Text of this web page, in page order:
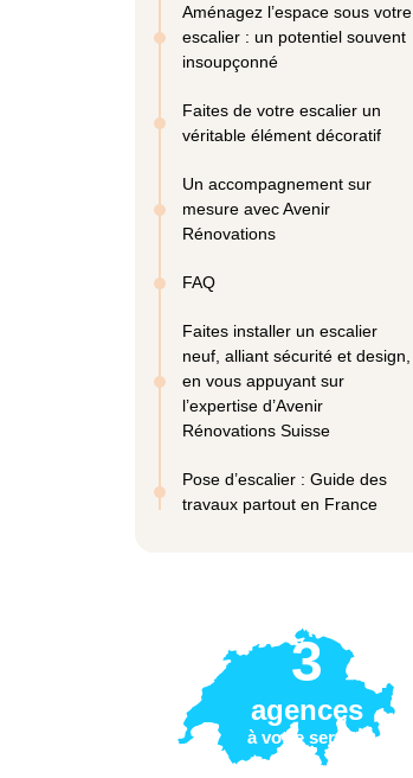
Aménagez l’espace sous votre
escalier : un potentiel souvent
insoupçonné
Faites de votre escalier un
véritable élément décoratif
Un accompagnement sur
mesure avec Avenir
Rénovations
FAQ
Faites installer un escalier
neuf, alliant sécurité et design,
en vous appuyant sur
l’expertise d’Avenir
Rénovations Suisse
Pose d’escalier : Guide des
travaux partout en France
3
agences
à votre service